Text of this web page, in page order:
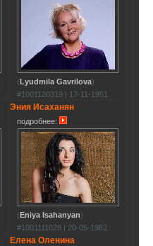
(Lyudmila Gavrilova)
#1001120319 | 17-11-1951
Эния Исаханян
подробнее:
(Eniya Isahanyan)
#1001111028 | 20-05-1982
Елена Оленина